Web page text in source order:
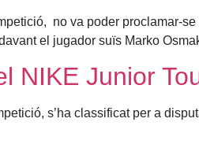
no va poder proclamar-
el jugador suïs Marko
NIKE Junior
s’ha classificat per a